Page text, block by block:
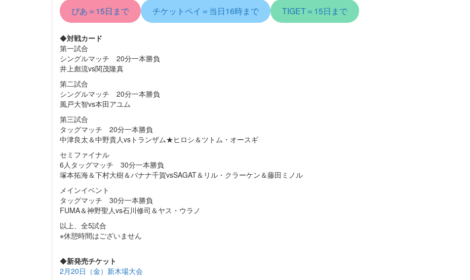
ぴあ＝15日まで チケットペイ＝当日16時まで TIGET＝15日まで
◆対戦カード
第一試合
シングルマッチ 20分一本勝負
井上彪流vs関茂隆真
第二試合
シングルマッチ 20分一本勝負
風戸大智vs本田アユム
第三試合
タッグマッチ 20分一本勝負
中津良太＆中野貴人vsトランザム★ヒロシ＆ツトム・オースギ
セミファイナル
6人タッグマッチ 30分一本勝負
塚本拓海＆下村大樹＆バナナ千賀vsSAGAT＆リル・クラーケン＆藤田ミノル
メインイベント
タッグマッチ 30分一本勝負
FUMA＆神野聖人vs石川修司＆ヤス・ウラノ
以上、全5試合
※休憩時間はございません
◆新発売チケット
2月20日（金）新木場大会